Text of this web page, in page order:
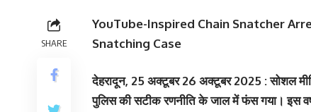
SHARE
YouTube-Inspired Chain Snatcher
Snatching Case
देहरादून, 25 अक्टूबर 26 अक्टूबर 2025 : सोशल
पुलिस की सटीक रणनीति के जाल में फंस गया। इस